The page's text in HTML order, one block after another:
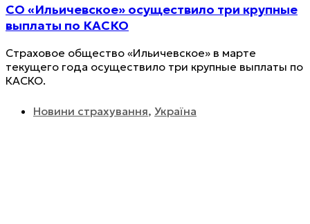
СО «Ильичевское» осуществило три крупные
выплаты по КАСКО
Страховое общество «Ильичевское» в марте
текущего года осуществило три крупные выплаты по
КАСКО.
Новини страхування, Україна